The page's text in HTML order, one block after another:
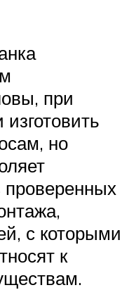
при
но
с которыми
к